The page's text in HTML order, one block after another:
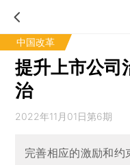
中国改革
提升上市公司
治
2022年11月01日第6期
完善相应的激励和